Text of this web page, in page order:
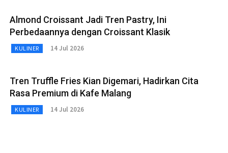
Almond Croissant Jadi Tren Pastry, Ini
Perbedaannya dengan Croissant Klasik
KULINER 14 Jul 2026
Tren Truffle Fries Kian Digemari, Hadirkan Cita
Rasa Premium di Kafe Malang
KULINER 14 Jul 2026